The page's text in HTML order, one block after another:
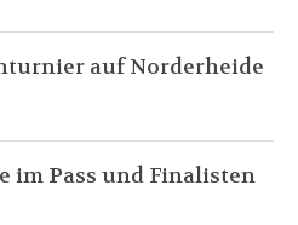
auf Norderheide
im Pass und Finalisten